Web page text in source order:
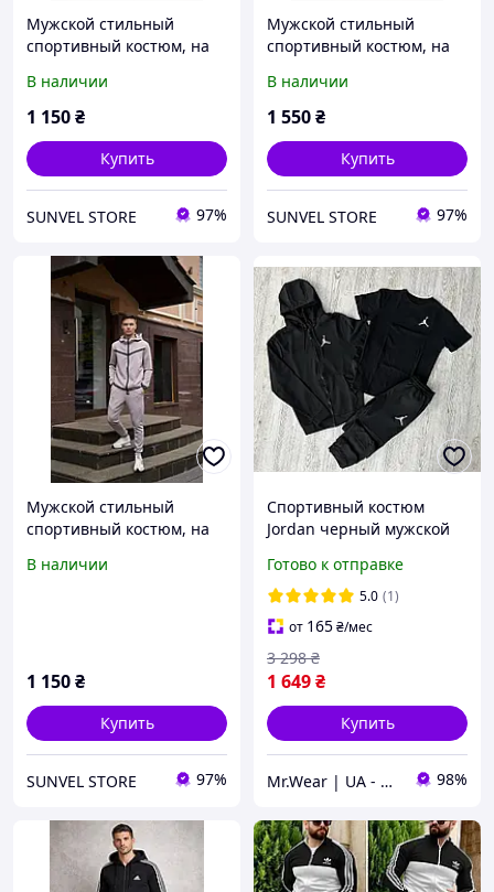
Мужской стильный
спортивный костюм, на
В наличии
1 150₴
Купить
SUNVEL STORE 97%
Мужской стильный
спортивный костюм, на
В наличии
1 550₴
Купить
SUNVEL STORE 97%
Мужской стильный
спортивный костюм, на
В наличии
1 150₴
Купить
SUNVEL STORE 97%
Спортивный костюм
Jordan черный мужской
костюм Джордан 3в1
Кофта + Штаны +
Футболка trek
Готово к отправке
5.0 (1)
от 165₴/мес
1 649₴
3 298 ₴
Купить
Mr.Wear | UA - интернет-магазин мужской одежды 98%